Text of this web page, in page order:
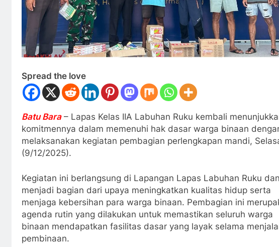
Spread the love
Batu Bara– Lapas Kelas IIA Labuhan Ruku kembali
komitmennya dalam memenuhi hak dasar warga binaan
melaksanakan kegiatan pembagian perlengkapan mandi,
(9/12/2025).
Kegiatan ini berlangsung di Lapangan Lapas Labuhan Ruku dan
menjadi bagian dari upaya meningkatkan kualitas hidup serta
menjaga kebersihan para warga binaan. Pembagian ini
agenda rutin yang dilakukan untuk memastikan seluruh warga
binaan mendapatkan fasilitas dasar yang layak selama
pembinaan.